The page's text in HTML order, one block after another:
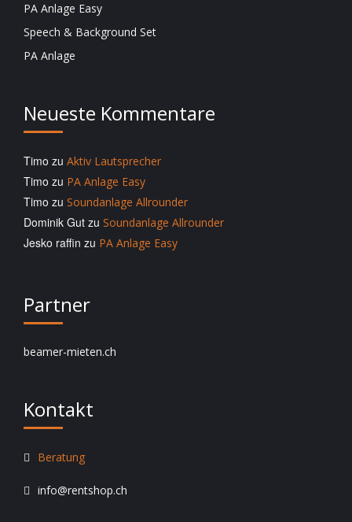
PA Anlage Easy
Speech & Background Set
PA Anlage
Neueste Kommentare
Timo zu Aktiv Lautsprecher
Timo zu PA Anlage Easy
Timo zu Soundanlage Allrounder
Dominik Gut zu Soundanlage Allrounder
Jesko raffin zu PA Anlage Easy
Partner
beamer-mieten.ch
Kontakt
Beratung
info@rentshop.ch